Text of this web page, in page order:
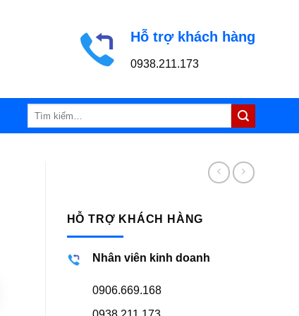
Hỗ trợ khách hàng
0938.211.173
HỖ TRỢ KHÁCH HÀNG
Nhân viên kinh doanh
0906.669.168